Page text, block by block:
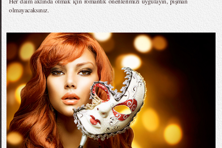
olmayacaksınız.